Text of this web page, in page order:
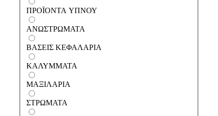
ΣΤΡΩΜΑΤΑ
ΠΡΟΪΟΝΤΑ ΥΠΝΟΥ
ΜΑΞΙΛΑΡΙΑ
Αστραία Pillow Top
ΠΡΟΪΟΝΤΑ ΥΠΝΟΥ
ΑΝΩΣΤΡΩΜΑΤΑ
ΒΑΣΕΙΣ ΚΕΦΑΛΑΡΙΑ
ΚΑΛΥΜΜΑΤΑ
ΜΑΞΙΛΑΡΙΑ
ΣΤΡΩΜΑΤΑ